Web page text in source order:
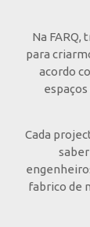
Na
para
acordo
Cada
fabrico de